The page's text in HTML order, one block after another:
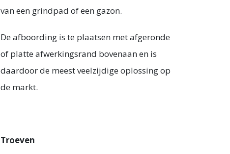
van een grindpad of een gazon.
De afboording is te plaatsen met afgeronde
of platte afwerkingsrand bovenaan en is
daardoor de meest veelzijdige oplossing op
de markt.
Troeven